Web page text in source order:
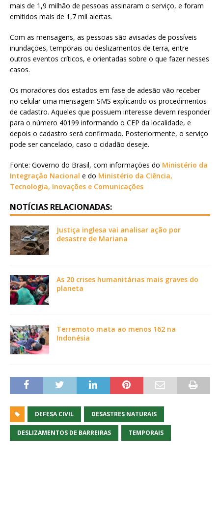
mais de 1,9 milhão de pessoas assinaram o serviço, e foram
emitidos mais de 1,7 mil alertas.
Com as mensagens, as pessoas são avisadas de possíveis
inundações, temporais ou deslizamentos de terra, entre
outros eventos críticos, e orientadas sobre o que fazer nesses
casos.
Os moradores dos estados em fase de adesão vão receber
no celular uma mensagem SMS explicando os procedimentos
de cadastro. Aqueles que possuem interesse devem responder
para o número 40199 informando o CEP da localidade, e
depois o cadastro será confirmado. Posteriormente, o serviço
pode ser cancelado, caso o cidadão deseje.
Fonte: Governo do Brasil, com informações do Ministério da
Integração Nacional e do Ministério da Ciência,
Tecnologia, Inovações e Comunicações
NOTÍCIAS RELACIONADAS:
Justiça inglesa vai analisar ação por
desastre de Mariana
As 20 crises humanitárias mais graves do
planeta
Terremoto mata ao menos 162 na
Indonésia
DEFESA CIVIL DESASTRES NATURAIS
DESLIZAMENTOS DE BARREIRAS TEMPORAIS